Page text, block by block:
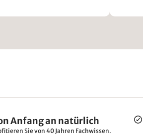
Anfang an natürlich
Sie von 40 Jahren Fachwissen.